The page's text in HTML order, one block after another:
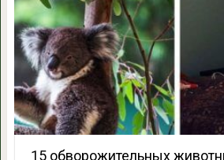
15 обворожительных